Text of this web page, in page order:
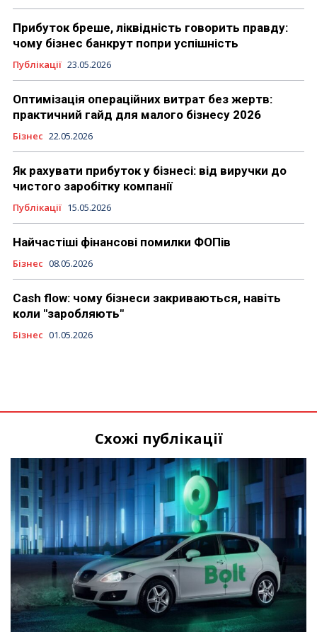
Прибуток бреше, ліквідність говорить правду:
чому бізнес банкрут попри успішність
Публікації 23.05.2026
Оптимізація операційних витрат без жертв:
практичний гайд для малого бізнесу 2026
Бізнес 22.05.2026
Як рахувати прибуток у бізнесі: від виручки до
чистого заробітку компанії
Публікації 15.05.2026
Найчастіші фінансові помилки ФОПів
Бізнес 08.05.2026
Cash flow: чому бізнеси закриваються, навіть
коли "заробляють"
Бізнес 01.05.2026
Схожі публікації